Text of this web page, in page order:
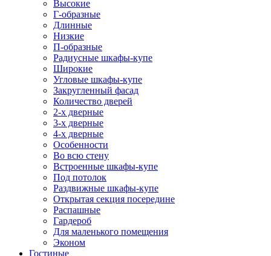
Высокие
Г-образные
Длинные
Низкие
П-образные
Радиусные шкафы-купе
Широкие
Угловые шкафы-купе
Закругленный фасад
Количество дверей
2-х дверные
3-х дверные
4-х дверные
Особенности
Во всю стену
Встроенные шкафы-купе
Под потолок
Раздвижные шкафы-купе
Открытая секция посередине
Распашные
Гардероб
Для маленького помещения
Эконом
Гостиные